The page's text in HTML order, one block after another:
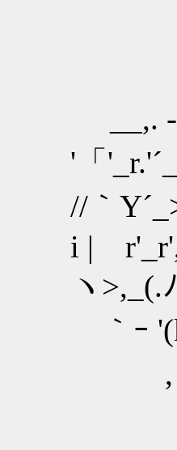
__,. -
'「
//｀
i |
ヽ>,_(.ﾉ
｀ｰ
,く/'
｀｀